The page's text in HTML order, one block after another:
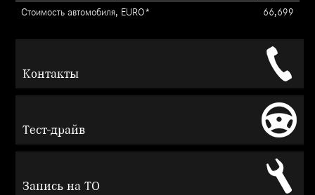
66,699
Контакты
Тест-драйв
Запись на ТО